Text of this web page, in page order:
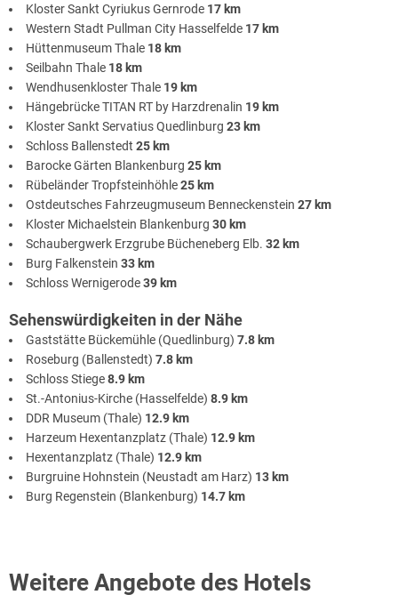
Kloster Sankt Cyriukus Gernrode 17 km
Western Stadt Pullman City Hasselfelde 17 km
Hüttenmuseum Thale 18 km
Seilbahn Thale 18 km
Wendhusenkloster Thale 19 km
Hängebrücke TITAN RT by Harzdrenalin 19 km
Kloster Sankt Servatius Quedlinburg 23 km
Schloss Ballenstedt 25 km
Barocke Gärten Blankenburg 25 km
Rübeländer Tropfsteinhöhle25 km
Ostdeutsches Fahrzeugmuseum Benneckenstein 27 km
Kloster Michaelstein Blankenburg 30 km
Schaubergwerk Erzgrube Bücheneberg Elb. 32 km
Burg Falkenstein 33 km
Schloss Wernigerode39 km
Sehenswürdigkeiten in der Nähe
Gaststätte Bückemühle (Quedlinburg) 7.8 km
Roseburg (Ballenstedt) 7.8 km
Schloss Stiege8.9 km
St.-Antonius-Kirche (Hasselfelde) 8.9 km
DDR Museum (Thale) 12.9 km
Harzeum Hexentanzplatz (Thale) 12.9 km
Hexentanzplatz (Thale) 12.9 km
Burgruine Hohnstein (Neustadt am Harz) 13 km
Burg Regenstein (Blankenburg) 14.7 km
Weitere Angebote des Hotels